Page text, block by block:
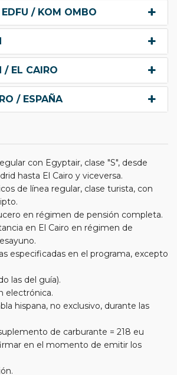
/ KOM OMBO
/ EL CAIRO
/ ESPAÑA
con Egyptair, clase "S", desde
hasta El Cairo y viceversa.
de línea regular, clase turista, con
en régimen de pensión completa.
en El Cairo en régimen de
especificadas en el programa, excepto
las del guía).
electrónica.
hispana, no exclusivo, durante las
de carburante = 218 eu
en el momento de emitir los